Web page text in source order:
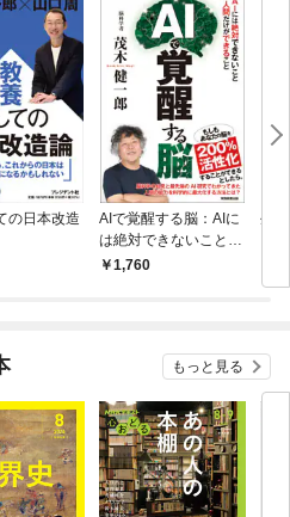
の日本改造
AIで覚醒する脳：AIに
は絶対できないこと
人間だけができること
1,760
生
もっと見る